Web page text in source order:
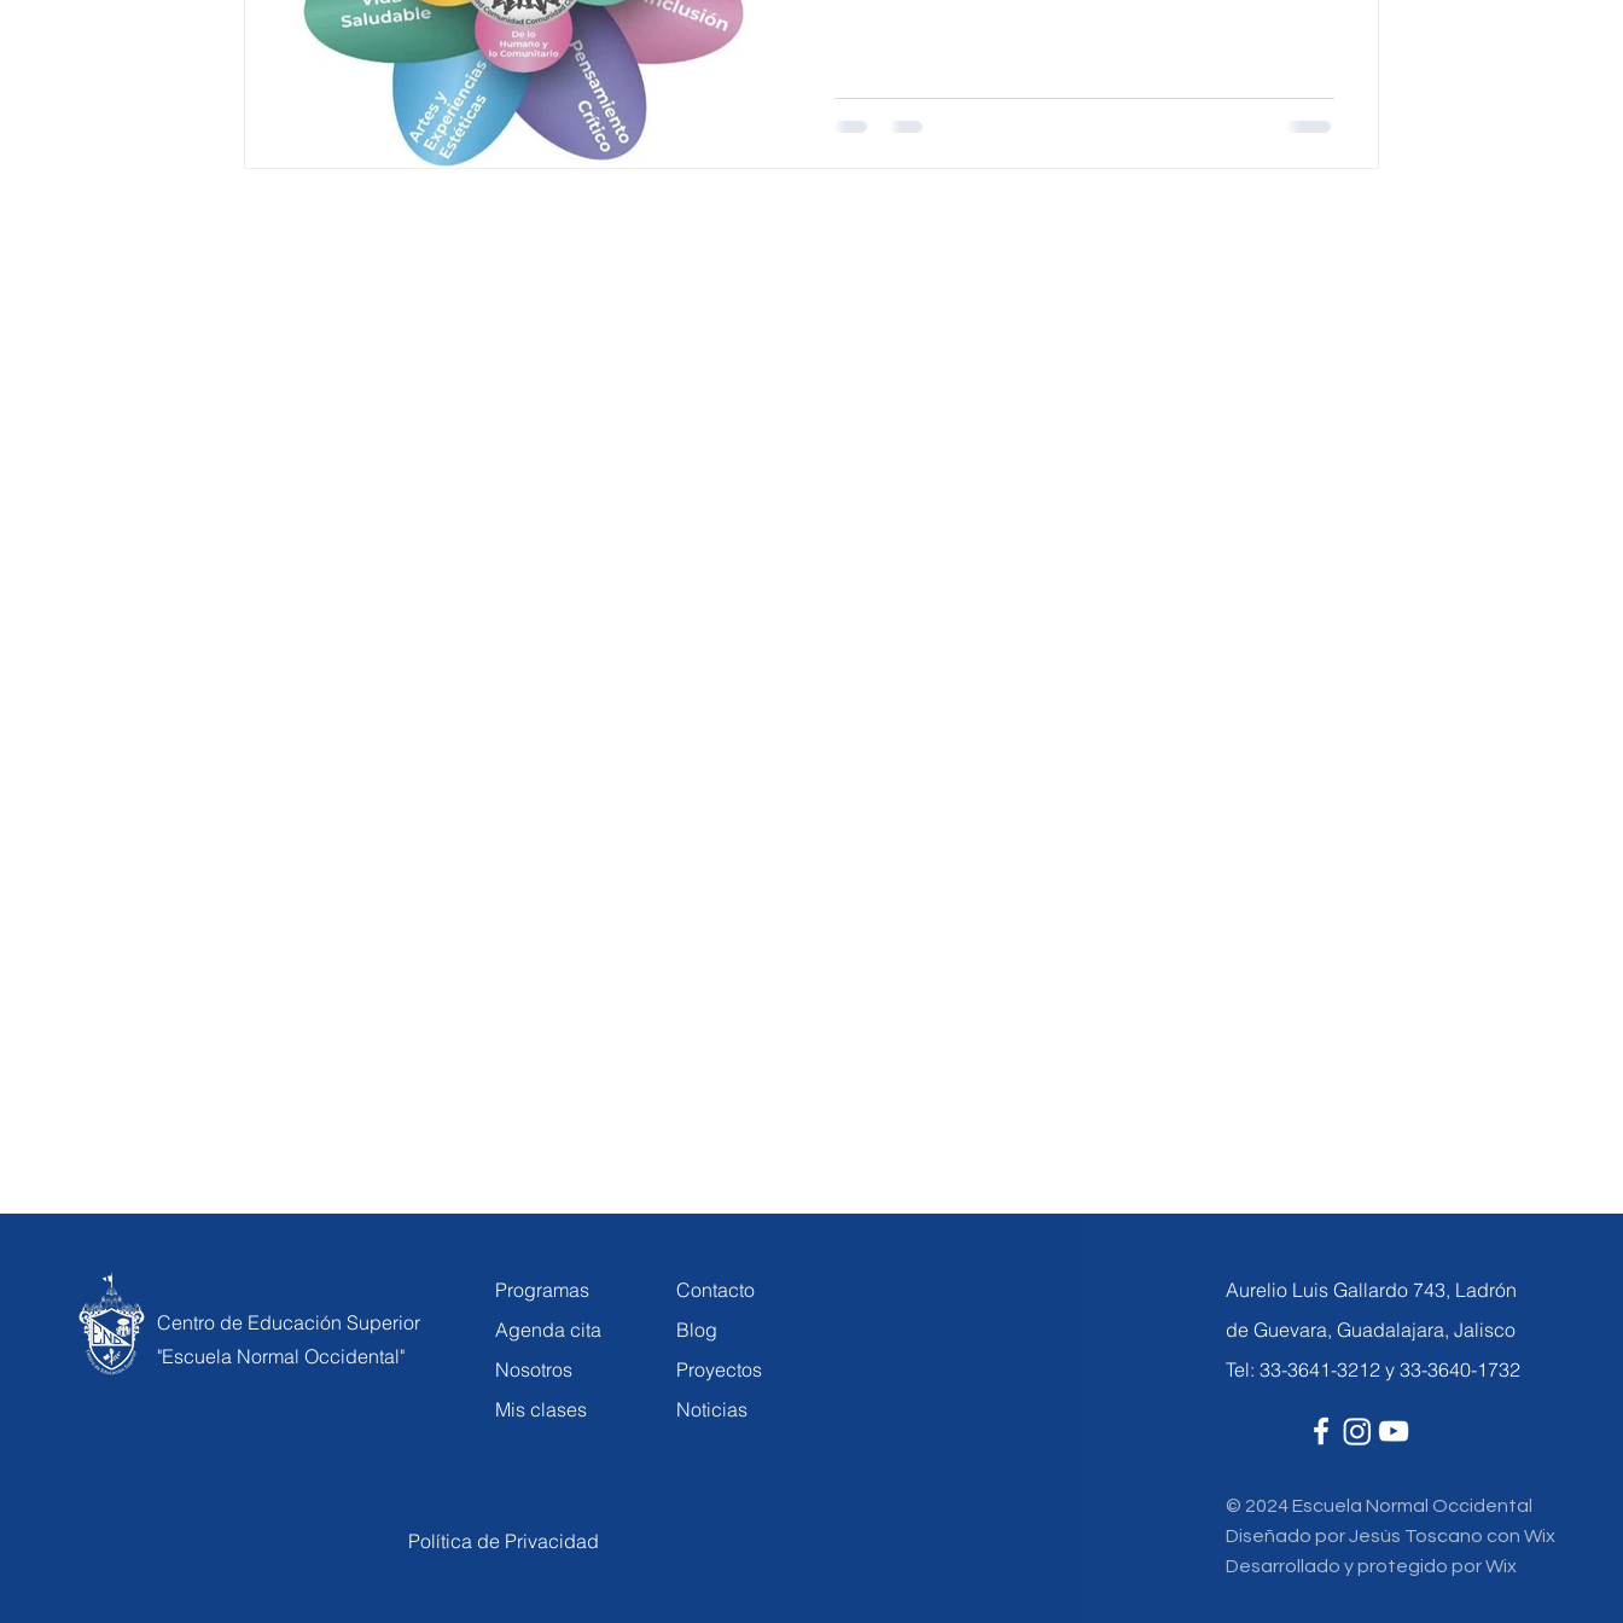
Centro de Educación Superior
"Escuela Normal Occidental"
Programas
Agenda cita
Nosotros
Mis clases
Contacto
Blog
Proyectos
Noticias
Política de Privacidad
Aurelio Luis Gallardo 743, Ladrón
de Guevara, Guadalajara, Jalisco
Tel: 33-3641-3212 y 33-3640-1732
© 2024 Escuela Normal Occidental
Diseñado por Jesús Toscano con Wix
Desarrollado y protegido por Wix